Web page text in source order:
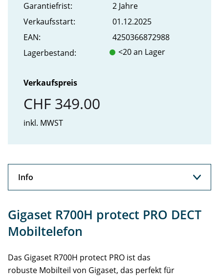
Garantiefrist:
2 Jahre
Verkaufs­start:
01.12.2025
EAN:
4250366872988
Lager­bestand:
<20 an Lager
Verkaufspreis
CHF 349.00
inkl. MWST
Info
Support
Gigaset R700H protect PRO DECT
Mobiltelefon
Das Gigaset R700H protect PRO ist das
robuste Mobilteil von Gigaset, das perfekt für